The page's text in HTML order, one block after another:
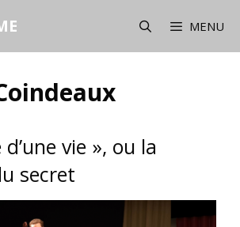
MENU
vie », ou la
secret